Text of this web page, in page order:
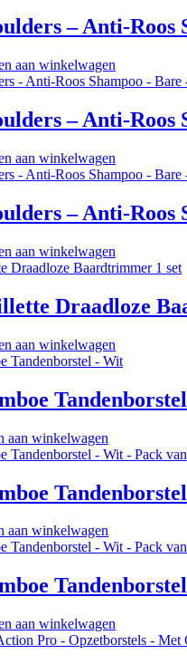
– Anti-Roos
aan winkelwagen
– Anti-Roos
aan winkelwagen
– Anti-Roos
aan winkelwagen
Draadloze
aan winkelwagen
aan winkelwagen
aan winkelwagen
aan winkelwagen